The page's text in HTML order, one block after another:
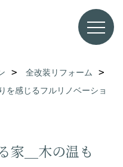
全改装リフォーム
を感じるフルリノベーショ
家＿木の温も